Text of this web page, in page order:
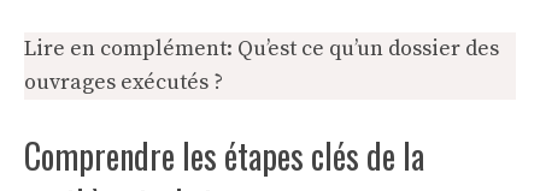
Lire en complément: Qu’est ce qu’un dossier des
ouvrages exécutés ?
Comprendre les étapes clés de la